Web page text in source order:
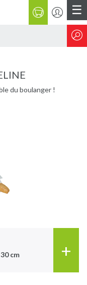
☰
du boulanger !
cm +